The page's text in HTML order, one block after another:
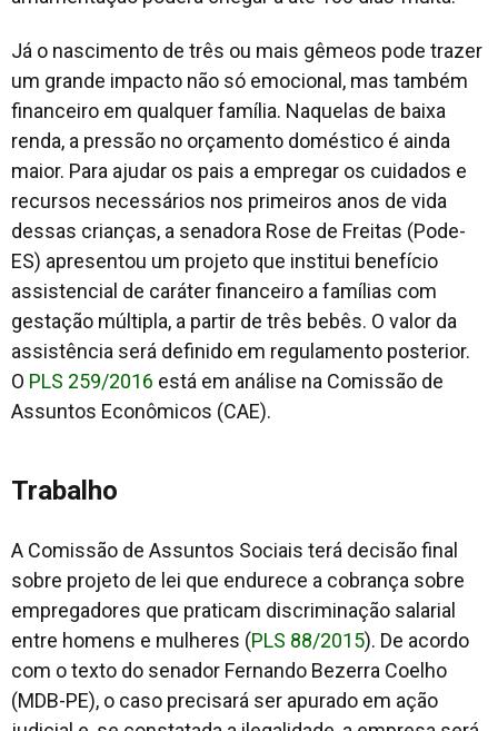
Já o nascimento de três ou mais gêmeos pode trazer
um grande impacto não só emocional, mas também
financeiro em qualquer família. Naquelas de baixa
renda, a pressão no orçamento doméstico é ainda
maior. Para ajudar os pais a empregar os cuidados e
recursos necessários nos primeiros anos de vida
dessas crianças, a senadora Rose de Freitas (Pode-
ES) apresentou um projeto que institui benefício
assistencial de caráter financeiro a famílias com
gestação múltipla, a partir de três bebês. O valor da
assistência será definido em regulamento posterior.
O PLS 259/2016 está em análise na Comissão de
Assuntos Econômicos (CAE).
Trabalho
A Comissão de Assuntos Sociais terá decisão final
sobre projeto de lei que endurece a cobrança sobre
empregadores que praticam discriminação salarial
entre homens e mulheres (PLS 88/2015). De acordo
com o texto do senador Fernando Bezerra Coelho
(MDB-PE), o caso precisará ser apurado em ação